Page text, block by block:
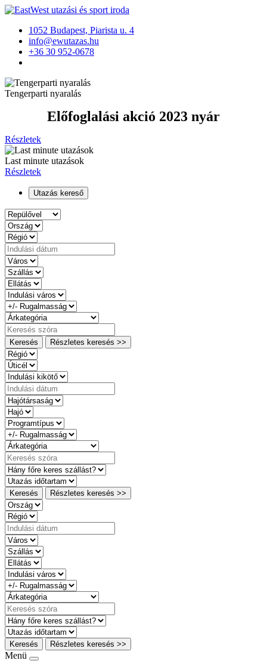
1052 Budapest, Piarista u. 4
info@ewutazas.hu
+36 30 952-0678
Tengerparti nyaralás
Előfoglalási akció 2023 nyár
Részletek
Last minute utazások
Részletek
Utazás kereső
Keresés Részletes keresés >>
Keresés Részletes keresés >>
Keresés Részletes keresés >>
Menü